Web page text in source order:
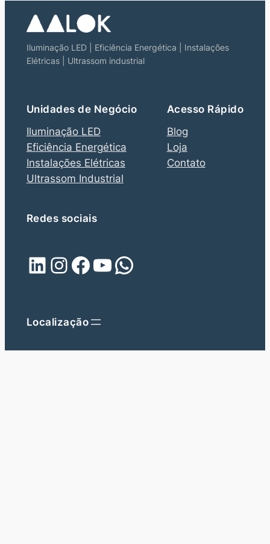
Iluminação LED | Eficiência Energética | Instalações
Elétricas | Ultrassom industrial
Unidades de Negócio
Iluminação LED
Eficiência Energética
Instalações Elétricas
Ultrassom Industrial
Acesso Rápido
Blog
Loja
Contato
Redes sociais
LinkedIn Instagram Facebook Youtube WhatsApp
Localização